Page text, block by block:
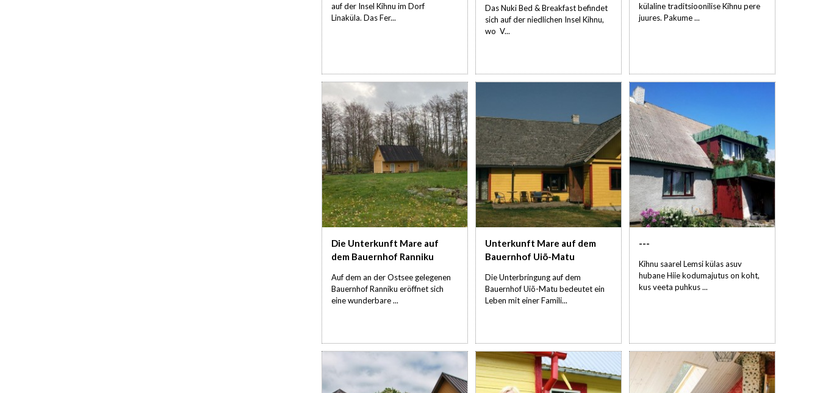
auf der Insel Kihnu im Dorf
Linaküla. Das Fer...
Das Nuki Bed & Breakfast befindet
sich auf der niedlichen Insel Kihnu,
wo V...
külaline traditsioonilise Kihnu pere
juures. Pakume ...
Die Unterkunft Mare auf
dem Bauernhof Ranniku
Auf dem an der Ostsee gelegenen
Bauernhof Ranniku eröffnet sich
eine wunderbare ...
Unterkunft Mare auf dem
Bauernhof Uiõ-Matu
Die Unterbringung auf dem
Bauernhof Uiõ-Matu bedeutet ein
Leben mit einer Famili...
---
Kihnu saarel Lemsi külas asuv
hubane Hiie kodumajutus on koht,
kus veeta puhkus ...